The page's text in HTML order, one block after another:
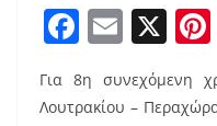
F
c
E
m
ai
X
Για 8η συνεχόμενη
Λουτρακίου –